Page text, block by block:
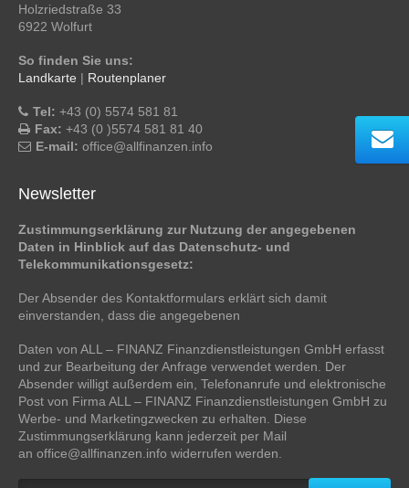
Holzriedstraße 33
6922 Wolfurt
So finden Sie uns:
Landkarte | Routenplaner
Tel: +43 (0) 5574 581 81
Fax: +43 (0 )5574 581 81 40
E-mail: office@allfinanzen.info
Newsletter
Zustimmungserklärung zur Nutzung der angegebenen
Daten in Hinblick auf das Datenschutz- und
Telekommunikationsgesetz:
Der Absender des Kontaktformulars erklärt sich damit
einverstanden, dass die angegebenen
Daten von ALL – FINANZ Finanzdienstleistungen GmbH erfasst
und zur Bearbeitung der Anfrage verwendet werden. Der
Absender willigt außerdem ein, Telefonanrufe und elektronische
Post von Firma ALL – FINANZ Finanzdienstleistungen GmbH zu
Werbe- und Marketingzwecken zu erhalten. Diese
Zustimmungserklärung kann jederzeit per Mail
an office@allfinanzen.info widerrufen werden.